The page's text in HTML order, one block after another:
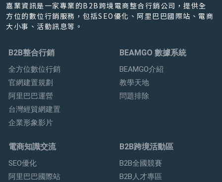
嘉業資訊是一家專業的B2B跨境電商整合行銷公司，提供全
方位的數位行銷服務，包括SEO優化、阿里巴巴國際站、電商
大小事、活動訊息等。
B2B整合行銷
全方位數位行銷
官網建置規劃
阿里巴巴運營
台灣經貿網建置
企業形象影片
BEAMGO 數據系統
BEAMGO介紹
教學天地
問題排除
電商知識交流
SEO優化
阿里巴巴國際站
B2B跨境活動區
B2B全國競賽
B2B人才專區